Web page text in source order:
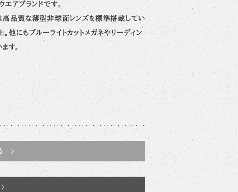
アブランドです。
品質な薄型非球面レンズを標準搭載してい
にもブルーライトカットメガネやリーディン
す。